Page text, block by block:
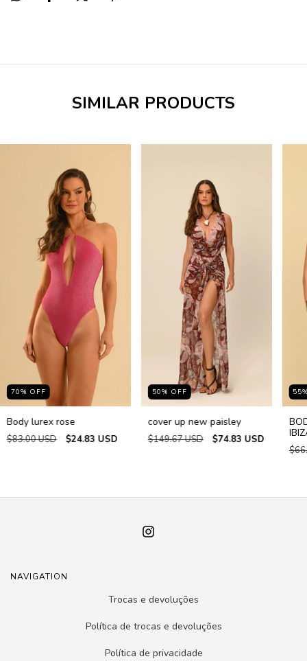
SIMILAR PRODUCTS
70% OFF
Body lurex rose
$83.00 USD $24.83 USD
50% OFF
cover up new paisley
$149.67 USD $74.83 USD
55
NAVIGATION
Trocas e devoluções
Política de trocas e devoluções
Política de privacidade